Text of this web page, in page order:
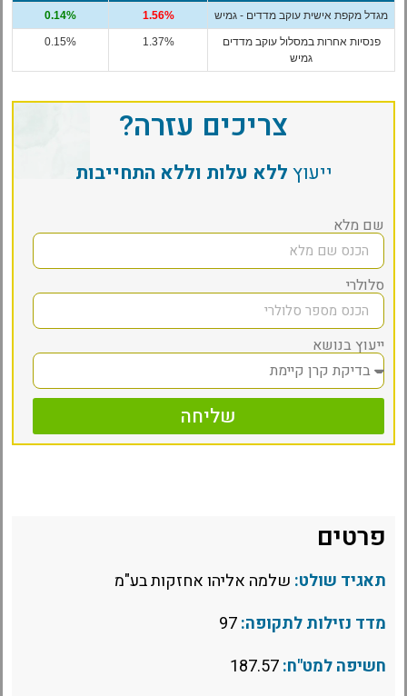
מגדל מקפת אישית עוקב מדדים - גמיש 1.56%
0.14%
פנסיות אחרות במסלול עוקב מדדים
גמיש
1.37%
0.15%
צריכים עזרה?
ייעוץללא עלות וללא התחייבות
שם מלא
סלולרי
ייעוץ בנושא
שליחה
פרטים
תאגיד שולט: שלמה אליהו אחזקות בע"מ
מדד נזילות לתקופה:
חשיפה למט"ח: